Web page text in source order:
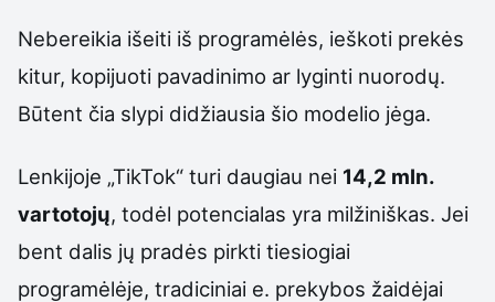
Nebereikia išeiti iš programėlės, ieškoti prekės
kitur, kopijuoti pavadinimo ar lyginti nuorodų.
Būtent čia slypi didžiausia šio modelio jėga.
Lenkijoje „TikTok“ turi daugiau nei 14,2 mln.
vartotojų, todėl potencialas yra milžiniškas. Jei
bent dalis jų pradės pirkti tiesiogiai
programėlėje, tradiciniai e. prekybos žaidėjai